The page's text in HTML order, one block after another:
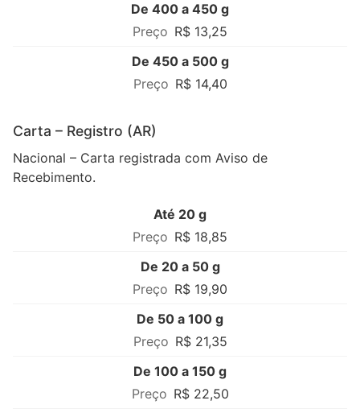
De 400 a 450 g
R$ 13,25
De 450 a 500 g
R$ 14,40
Carta – Registro (AR)
Nacional – Carta registrada com Aviso de
Recebimento.
Até 20 g
R$ 18,85
De 20 a 50 g
R$ 19,90
De 50 a 100 g
R$ 21,35
De 100 a 150 g
R$ 22,50